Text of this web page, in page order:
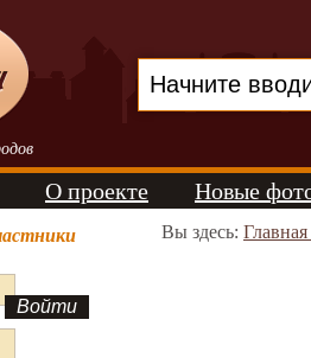
О проекте Новые
Вы здесь: